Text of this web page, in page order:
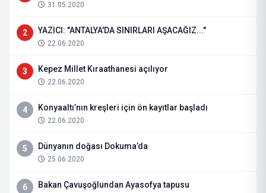
31.05.2020
2 YAZICI: "ANTALYA'DA SINIRLARI AŞACAĞIZ..."
22.06.2020
3 Kepez Millet Kıraathanesi açılıyor
22.06.2020
4 Konyaaltı’nın kreşleri için ön kayıtlar başladı
22.06.2020
5 Dünyanın doğası Dokuma’da
25.06.2020
6 Bakan Çavuşoğlundan Ayasofya tapusu